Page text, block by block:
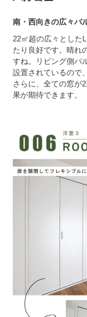
南・西向きの広々バ
22㎡超の広々とした
たり良好です。晴れ
すね。リビング側バ
設置されているので
さらに、全ての窓が
果が期待できます。